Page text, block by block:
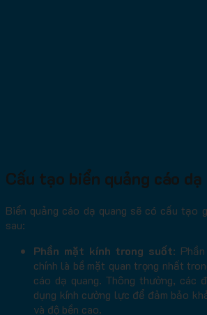
Cấu tạo biển quảng cáo dạ
Biển quảng cáo dạ quang sẽ có cấu tạo
sau:
Phần mặt kính trong suốt:
chính là bề mặt quan trọng nhất
cáo dạ quang. Thông thường, các
dụng kính cường lực để đảm bảo
và độ bền cao.